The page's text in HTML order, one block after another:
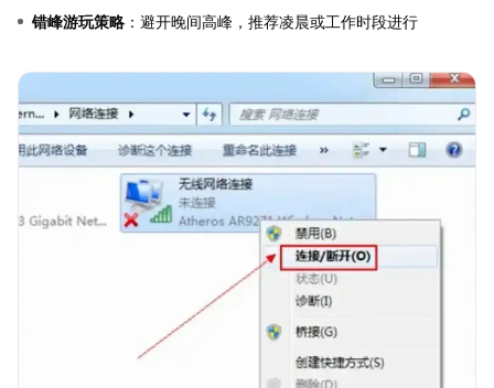
错峰游玩策略 ：避开晚间高峰，推荐凌晨或工作时段进行